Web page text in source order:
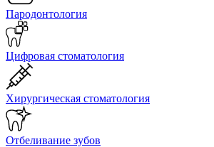
Пародонтология
Цифровая стоматология
Хирургическая стоматология
Отбеливание зубов